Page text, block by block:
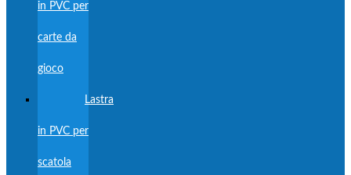
in PVC per
carte da
gioco
Lastra
in PVC per
scatola